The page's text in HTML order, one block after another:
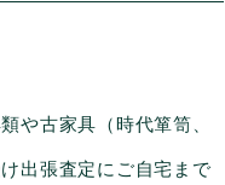
や古家具（時代箪笥、
出張査定にご自宅まで